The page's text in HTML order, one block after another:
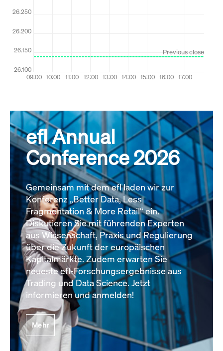
efl Annual
Conference 2026
Gemeinsam mit dem efl laden wir zur
Konferenz „Better Data, Less
Fragmentation & More Retail“ ein.
Diskutieren Sie mit führenden Experten
aus Wissenschaft, Praxis und Regulierung
über die Zukunft der europäischen
Kapitalmärkte. Zudem erwarten Sie
neueste efl-Forschungsergebnisse aus
Trading und Data Science. Jetzt
informieren und anmelden!
Mehr